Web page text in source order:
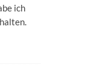
ich